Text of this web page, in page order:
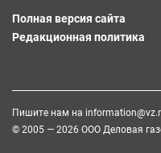
Полная версия сайта
Редакционная политика
Пишите нам на
© 2005 — 2026 ООО Деловая